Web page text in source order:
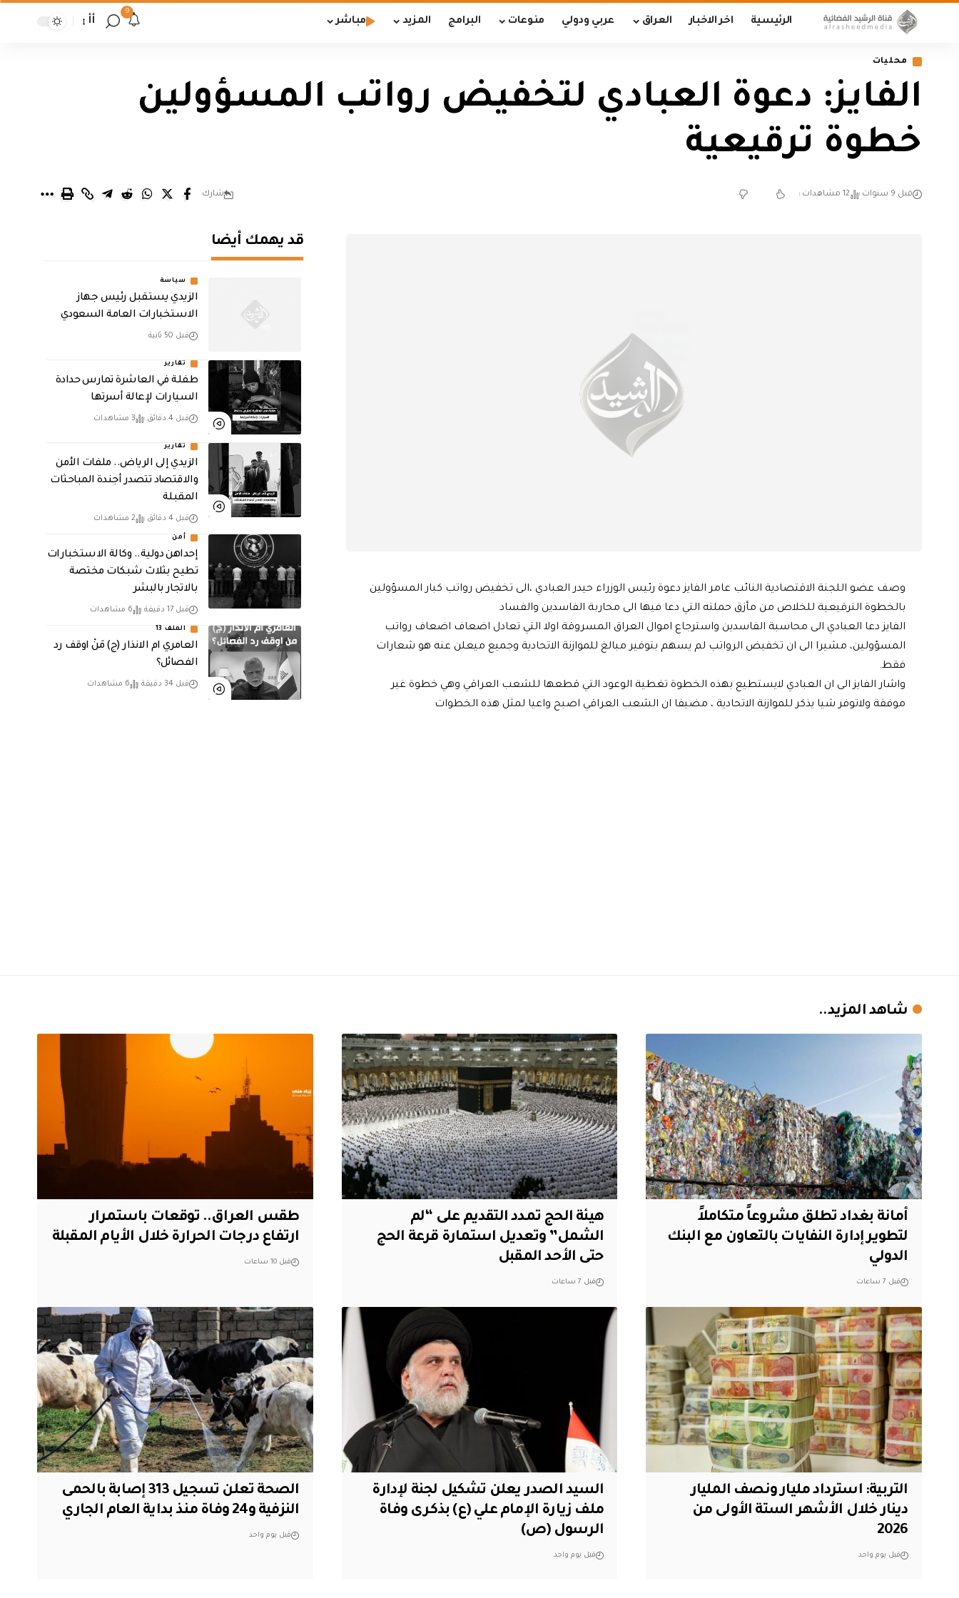
الرئيسية اخر الاخبار العراق عربي ودولي منوعات البرامج المزيد مباشر
9
أأ
محليات
الفايز: دعوة العبادي لتخفيض رواتب المسؤولين
خطوة ترقيعية
قبل 9 سنوات 12 مشاهدات شارك
وصف عضو اللجنة الاقتصادية النائب عامر الفايز دعوة رئيس الوزراء حيدر العبادي ،الى تخفيض رواتب كبار المسؤولين
بالخطوة الترقيعية للخلاص من مأزق حملته التي دعا فيها الى محاربة الفاسدين والفساد
الفايز دعا العبادي الى محاسبة الفاسدين واسترجاع اموال العراق المسروقة اولا التي تعادل اضعاف اضعاف رواتب
المسؤولين، مشيرا الى ان تخفيض الرواتب لم يسهم بتوفير مبالغ للموازنة الاتحادية وجميع ميعلن عنه هو شعارات
فقط.
واشار الفايز الى ان العبادي لايستطيع بهذه الخطوة تغطية الوعود التي قطعها للشعب العراقي وهي خطوة غير
موفقة ولاتوفر شيا يذكر للموازنة الاتحادية ، مضيفا ان الشعب العراقي اصبح واعيا لمثل هذه الخطوات
قد يهمك أيضا
سياسة
الزيدي يستقبل رئيس جهاز
الاستخبارات العامة السعودي
قبل 50 ثانية
تقارير
طفلة في العاشرة تمارس حدادة
السيارات لإعالة أسرتها
قبل 4 دقائق 3 مشاهدات
تقارير
الزيدي إلى الرياض.. ملفات الأمن
والاقتصاد تتصدر أجندة المباحثات
المقبلة
قبل 4 دقائق 2 مشاهدات
أمن
إحداهن دولية.. وكالة الاستخبارات
تطيح بثلاث شبكات مختصة
بالاتجار بالبشر
قبل 17 دقيقة 6 مشاهدات
الملف 13
العامري ام الانذار (ج) مَنْ اوقف رد
الفصائل؟
قبل 34 دقيقة 6 مشاهدات
شاهد المزيد..
أمانة بغداد تطلق مشروعاً متكاملاً
لتطوير إدارة النفايات بالتعاون مع البنك
الدولي
قبل 7 ساعات
هيئة الحج تمدد التقديم على “لم
الشمل” وتعديل استمارة قرعة الحج
حتى الأحد المقبل
قبل 7 ساعات
طقس العراق.. توقعات باستمرار
ارتفاع درجات الحرارة خلال الأيام المقبلة
قبل 10 ساعات
التربية: استرداد مليار ونصف المليار
دينار خلال الأشهر الستة الأولى من
2026
قبل يوم واحد
السيد الصدر يعلن تشكيل لجنة لإدارة
ملف زيارة الإمام علي (ع) بذكرى وفاة
الرسول (ص)
قبل يوم واحد
الصحة تعلن تسجيل 313 إصابة بالحمى
النزفية و24 وفاة منذ بداية العام الجاري
قبل يوم واحد